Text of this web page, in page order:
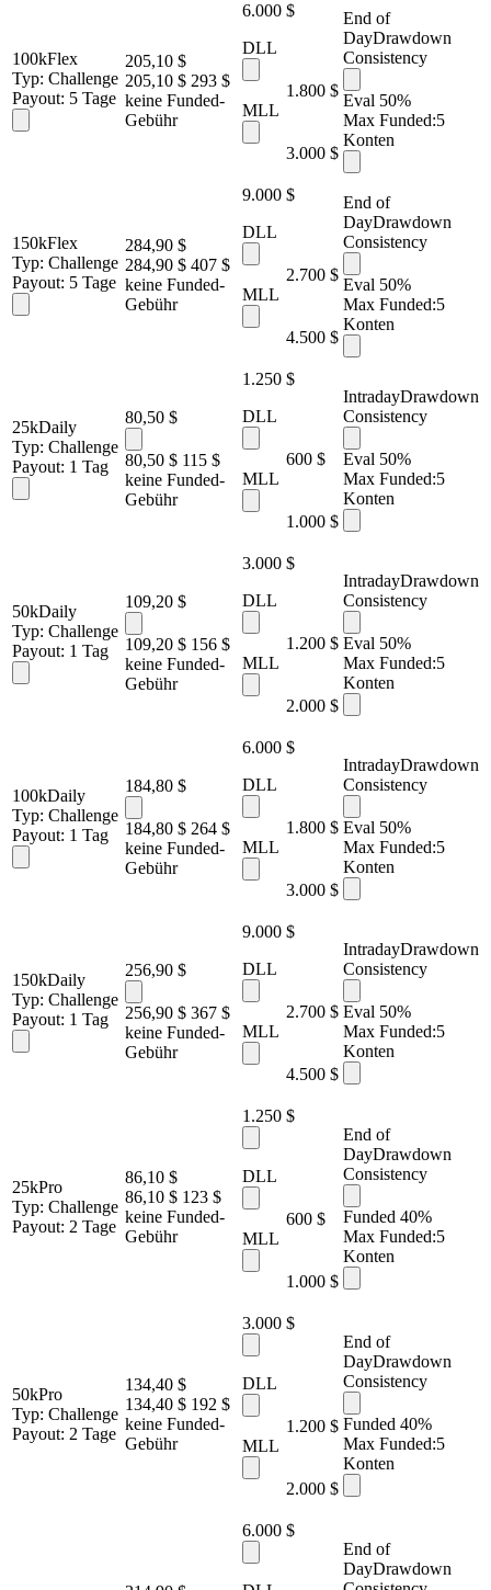
100kFlex
Typ: Challenge
Payout: 5 Tage
205,10 $
205,10 $ 293 $
keine Funded-
Gebühr
6.000 $
DLL
1.800 $
MLL
3.000 $
End of
DayDrawdown
Consistency
Eval 50%
Max Funded:5
Konten
150kFlex
Typ: Challenge
Payout: 5 Tage
284,90 $
284,90 $ 407 $
keine Funded-
Gebühr
9.000 $
DLL
2.700 $
MLL
4.500 $
End of
DayDrawdown
Consistency
Eval 50%
Max Funded:5
Konten
25kDaily
Typ: Challenge
Payout: 1 Tag
80,50 $
80,50 $ 115 $
keine Funded-
Gebühr
1.250 $
DLL
600 $
MLL
1.000 $
IntradayDrawdown
Consistency
Eval 50%
Max Funded:5
Konten
50kDaily
Typ: Challenge
Payout: 1 Tag
109,20 $
109,20 $ 156 $
keine Funded-
Gebühr
3.000 $
DLL
1.200 $
MLL
2.000 $
IntradayDrawdown
Consistency
Eval 50%
Max Funded:5
Konten
100kDaily
Typ: Challenge
Payout: 1 Tag
184,80 $
184,80 $ 264 $
keine Funded-
Gebühr
6.000 $
DLL
1.800 $
MLL
3.000 $
IntradayDrawdown
Consistency
Eval 50%
Max Funded:5
Konten
150kDaily
Typ: Challenge
Payout: 1 Tag
256,90 $
256,90 $ 367 $
keine Funded-
Gebühr
9.000 $
DLL
2.700 $
MLL
4.500 $
IntradayDrawdown
Consistency
Eval 50%
Max Funded:5
Konten
25kPro
Typ: Challenge
Payout: 2 Tage
86,10 $
86,10 $ 123 $
keine Funded-
Gebühr
1.250 $
DLL
600 $
MLL
1.000 $
End of
DayDrawdown
Consistency
Funded 40%
Max Funded:5
Konten
50kPro
Typ: Challenge
Payout: 2 Tage
134,40 $
134,40 $ 192 $
keine Funded-
Gebühr
3.000 $
DLL
1.200 $
MLL
2.000 $
End of
DayDrawdown
Consistency
Funded 40%
Max Funded:5
Konten
6.000 $
End of
DayDrawdown